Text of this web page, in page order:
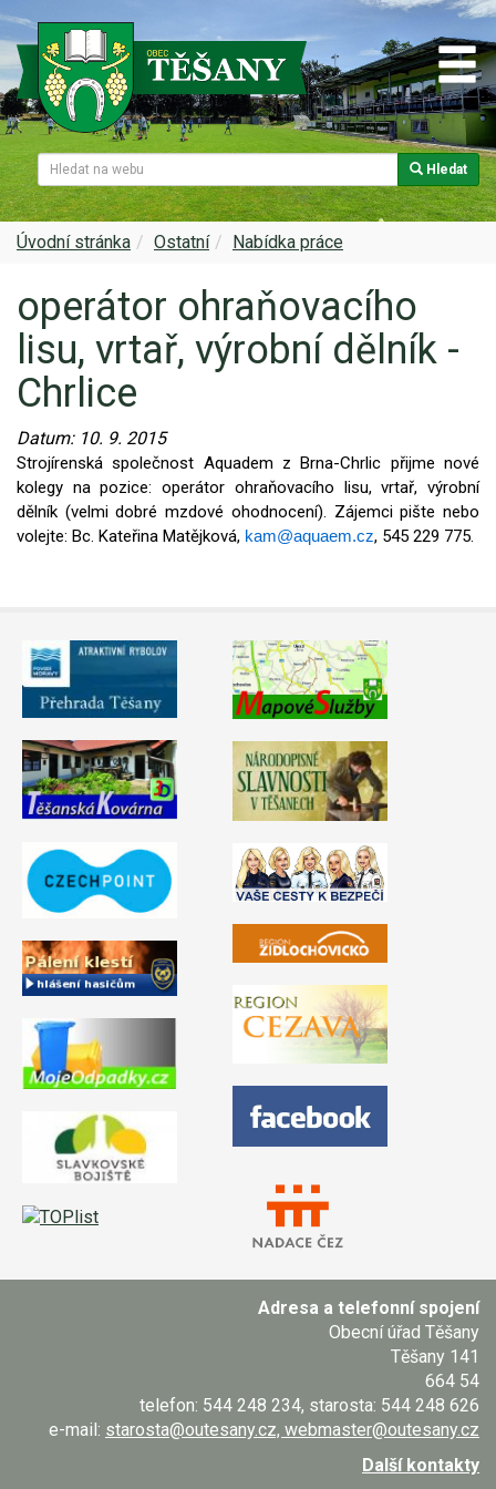
Hledat
Úvodní stránka Ostatní Nabídka práce
operátor ohraňovacího
lisu, vrtař, výrobní dělník -
Chrlice
Datum: 10. 9. 2015
Strojírenská společnost Aquadem z Brna-Chrlic přijme nové
kolegy na pozice: operátor ohraňovacího lisu, vrtař, výrobní
dělník (velmi dobré mzdové ohodnocení). Zájemci pište nebo
volejte: Bc. Kateřina Matějková, kam@aquaem.cz, 545 229 775.
Adresa a telefonní spojení
Obecní úřad Těšany
Těšany 141
664 54
telefon: 544 248 234, starosta: 544 248 626
e-mail: starosta@outesany.cz, webmaster@outesany.cz
Další kontakty
Naše obec
Z historie
Památky v Těšanech
Zajímavosti v obci
Znak a prapor obce
Virtuální prohlídka
Video - průlet dronem
Úřední deska
Samospráva
Dokumenty obce
Projekty
Matrika
Hlášení rozhlasu
Poruchy, omezení
Kontakty a info
Zpravodaj
Spolky a sdružení
Kultura
Obecní knihovna
Srub
Sport
Ohlédnutí za lety 2015-2019
Okolní obce
Škola
Farnost
Služby, firmy
Zdravotní služby
Foto, video
Rezervační systém obce
Nabídka práce
Odkazy